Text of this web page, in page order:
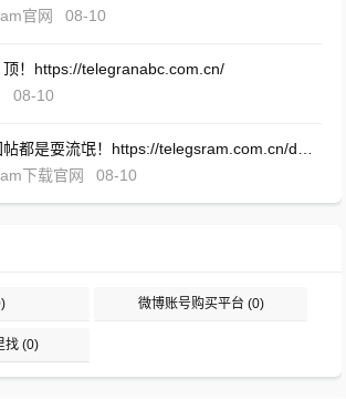
官网
08-10
顶！https://telegranabc.com.cn/
08-10
看帖不回帖都是耍流氓！https://telegsram.com.cn/download.html
下载官网
08-10
微博账号购买平台 (0)
找 (0)